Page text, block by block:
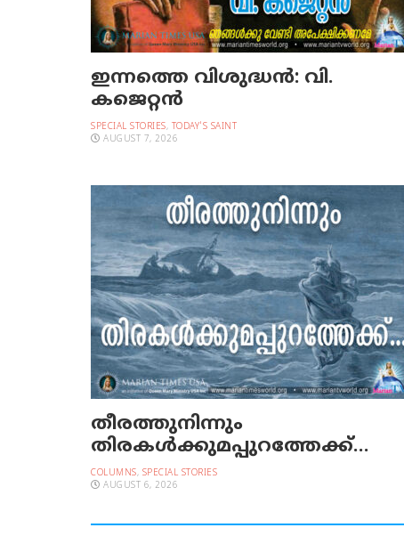
ഇന്നത്തെ വിശുദ്ധന്‍: വി.
കജെറ്റന്‍
SPECIAL STORIES, TODAY'S SAINT
AUGUST 7, 2026
തീരത്തുനിന്നും
തിരകള്‍ക്കുമപ്പുറത്തേക്ക്…
COLUMNS, SPECIAL STORIES
AUGUST 6, 2026